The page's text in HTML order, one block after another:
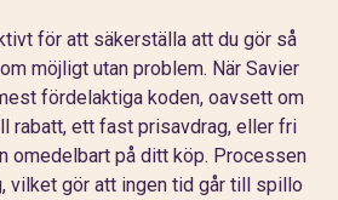
för att säkerställa att du gör så
möjligt utan problem. När Savier
fördelaktiga koden, oavsett om
rabatt, ett fast prisavdrag, eller fri
omedelbart på ditt köp. Processen
vilket gör att ingen tid går till spillo